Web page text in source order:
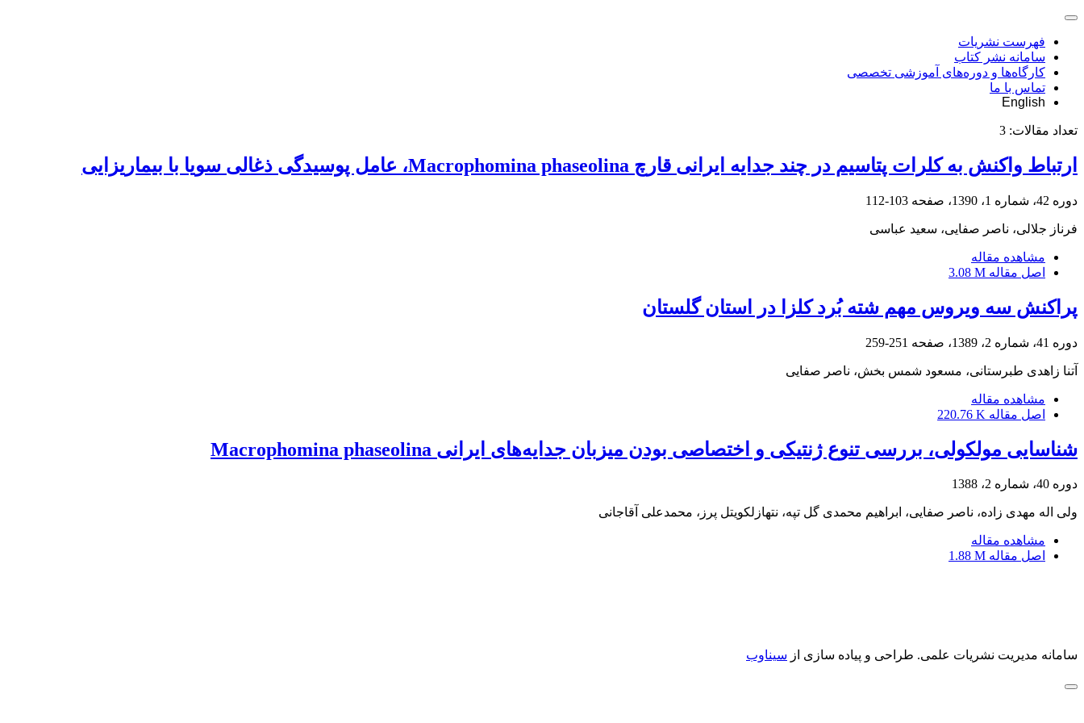
فهرست نشریات
سامانه نشر کتاب
کارگاه‌ها و دوره‌های آموزشی تخصصی
تماس با ما
English
تعداد مقالات: 3
ارتباط واکنش به کلرات پتاسیم در چند جدایه‌ ایرانی قارچ Macrophomina phaseolina، عامل پوسیدگی ذغالی سویا با بیماریزایی
دوره 42، شماره 1، 1390، صفحه 103-112
فرناز جلالی، ناصر صفایی، سعید عباسی
مشاهده مقاله
اصل مقاله 3.08 M
پراکنش سه ویروس مهم شته بُرد کلزا در استان گلستان
دوره 41، شماره 2، 1389، صفحه 251-259
آتنا زاهدی طبرستانی، مسعود شمس بخش، ناصر صفایی
مشاهده مقاله
اصل مقاله 220.76 K
شناسایی مولکولی، بررسی تنوع ژنتیکی و اختصاصی بودن میزبان جدایه‌های ایرانی Macrophomina phaseolina
دوره 40، شماره 2، 1388
ولی اله مهدی زاده، ناصر صفایی، ابراهیم محمدی گل تپه، نتهازلکویتل پرز، محمدعلی آقاجانی
مشاهده مقاله
اصل مقاله 1.88 M
سامانه مدیریت نشریات علمی. طراحی و پیاده سازی از سیناوب